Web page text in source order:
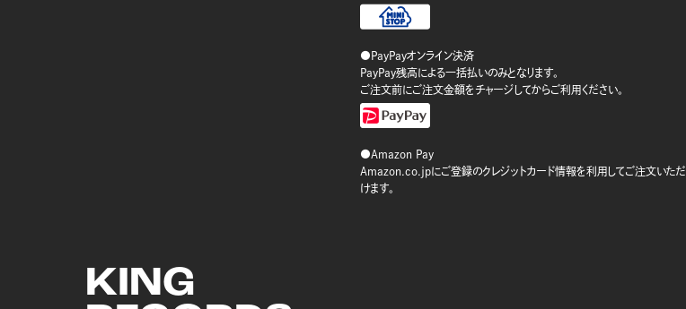
KING
●PayPayオンライン決済
PayPay残高による一括払いのみとなります。
ご注文前にご注文金額をチャージしてからご利用ください。
●Amazon Pay
Amazon.co.jpにご登録のクレジットカード情報を利用してご注文いただ
けます。